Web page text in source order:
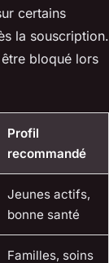
certains
la souscription.
bloqué lors
Profil
recommandé
Jeunes actifs,
bonne santé
Familles, soins